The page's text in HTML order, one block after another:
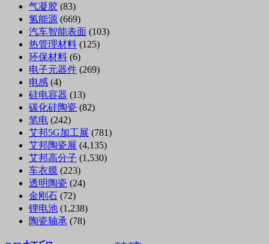
气凝胶 (83)
氢能源 (669)
汽车智能表面 (103)
热管理材料 (125)
环保材料 (6)
电子元器件 (269)
电感 (4)
硅电容器 (13)
碳化硅陶瓷 (82)
笔电 (242)
艾邦5G加工展 (781)
艾邦陶瓷展 (4,135)
艾邦高分子 (1,530)
车衣膜 (223)
透明陶瓷 (24)
金刚石 (72)
锂电池 (1,238)
陶瓷轴承 (78)